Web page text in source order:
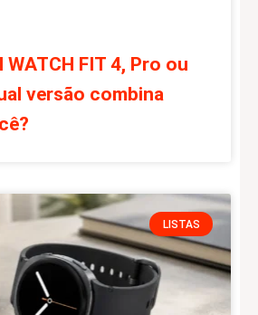
WATCH FIT 4, Pro ou
versão combina
LISTAS